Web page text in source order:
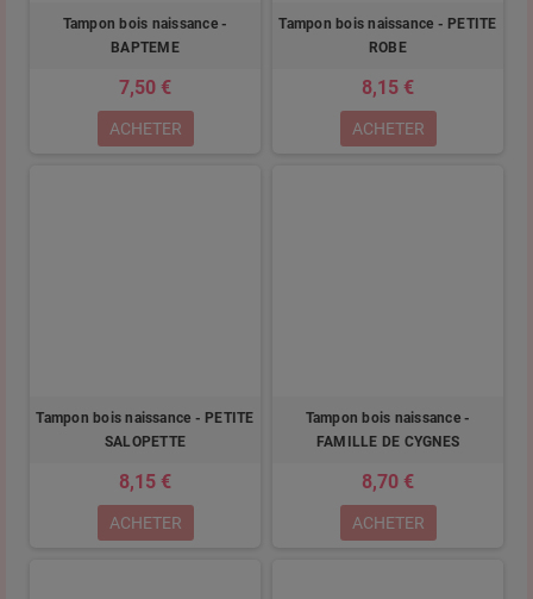
Tampon bois naissance -
BAPTEME
7,50 €
ACHETER
Tampon bois naissance - PETITE
ROBE
8,15 €
ACHETER
Tampon bois naissance - PETITE
SALOPETTE
8,15 €
ACHETER
Tampon bois naissance -
FAMILLE DE CYGNES
8,70 €
ACHETER